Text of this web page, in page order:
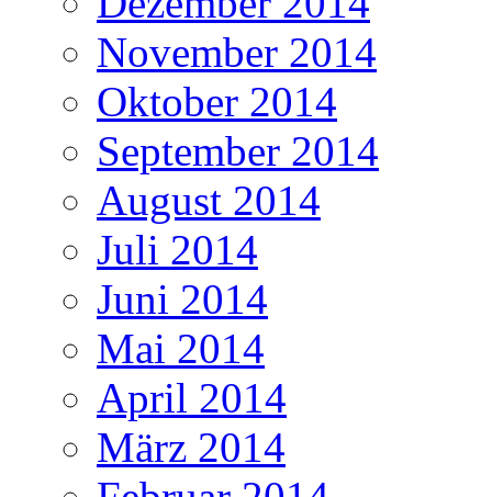
November 2014
Oktober 2014
September 2014
August 2014
Juli 2014
Juni 2014
Mai 2014
April 2014
März 2014